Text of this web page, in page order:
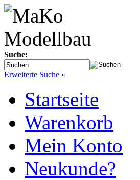
Suche:
Erweiterte Suche »
Startseite
Warenkorb
Mein Konto
Neukunde?